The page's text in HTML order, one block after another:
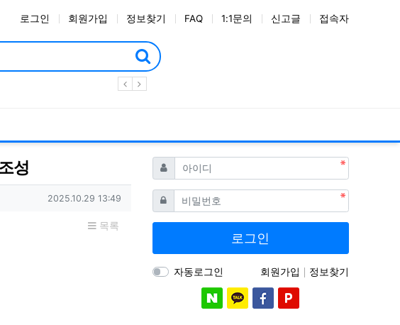
로그인 회원가입 정보찾기 FAQ 1:1문의 신고글 접속자
성
작성일
2025.10.29 13:49
목록
아이디 필수
비밀번호필수
로그인
자동로그인 회원가입 정보찾기